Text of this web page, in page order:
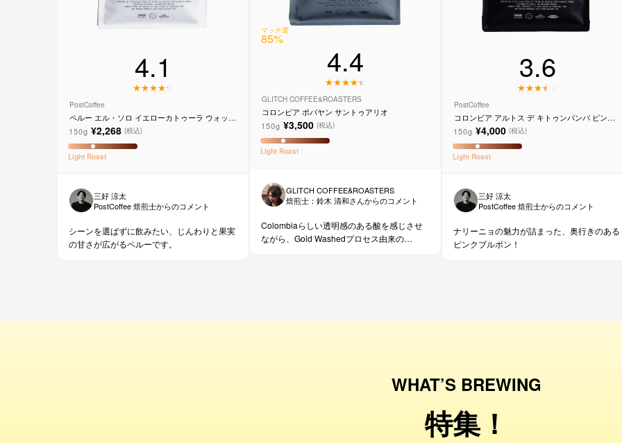
4.1
PostCoffee
ペルー エル・ソロ イエローカトゥーラ ウォッシ
150g ¥2,268 (税込)
Light Roast
三好 涼太
PostCoffee 焙煎士からのコメント
シーンを選ばずに飲みたい、じんわりと果実
の甘さが広がるペルーです。
マッチ度
85%
4.4
GLITCH COFFEE&ROASTERS
コロンビア ポパヤン サントゥアリオ
150g ¥3,500 (税込)
Light Roast
GLITCH COFFEE&ROASTERS
焙煎士： 鈴木 清和さんからのコメント
Colombiaらしい透明感のある酸を感じさせ
ながら、Gold Washedプロセス由来の
3.6
PostCoffee
コロンビア アルトス デ キトゥンパンバ ピンク
ブルボン ウォッシュド
150g ¥4,000 (税込)
Light Roast
三好 涼太
PostCoffee 焙煎士からのコメント
ナリーニョの魅力が詰まった、奥行きのある
ピンクブルボン！
WHAT’S BREWING
特集！